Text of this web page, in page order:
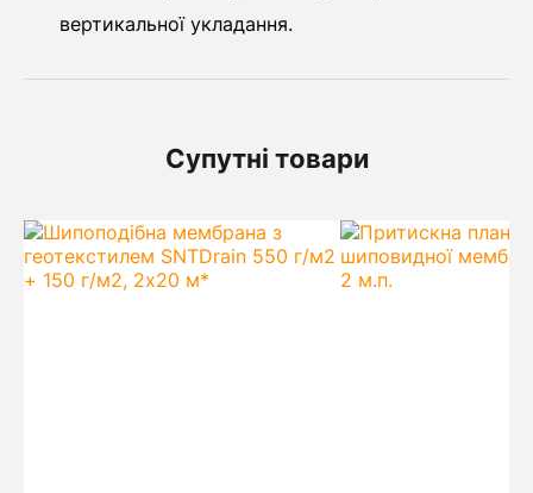
вертикальної укладання.
Супутні товари